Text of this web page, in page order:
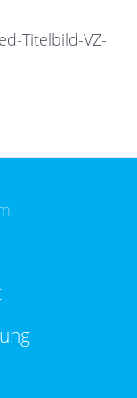
Titelbild-VZ-